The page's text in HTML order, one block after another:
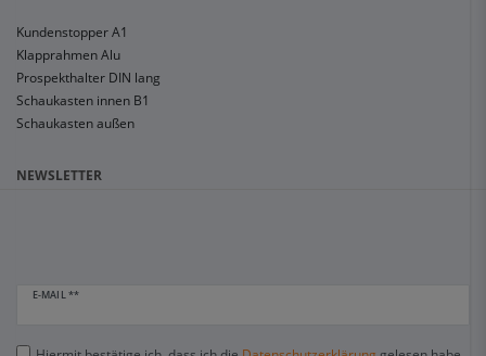
Kundenstopper A1
Klapprahmen Alu
Prospekthalter DIN lang
Schaukasten innen B1
Schaukasten außen
NEWSLETTER
E-MAIL **